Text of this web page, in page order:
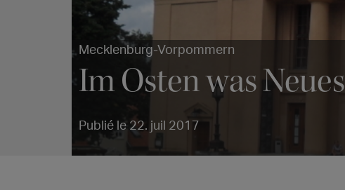
Mecklenburg-Vorpommern
Im Osten was Neues
Publié le 22. juil 2017